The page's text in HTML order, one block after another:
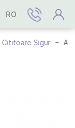
RO
Cititoare Sigur